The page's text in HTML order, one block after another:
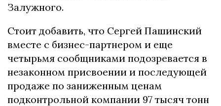
Залужного.
Стоит добавить, что Сергей Пашинский
вместе с бизнес-партнером и еще
четырьмя сообщниками подозревается в
незаконном присвоении и последующей
продаже по заниженным ценам
подконтрольной компании 97 тысяч тонн